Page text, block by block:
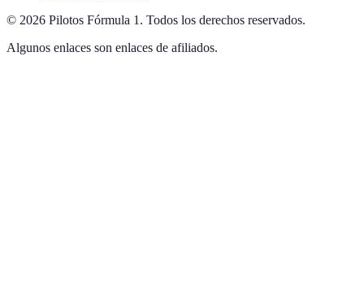
© 2026 Pilotos Fórmula 1 . Todos los derechos reservados.
Algunos enlaces son enlaces de afiliados.